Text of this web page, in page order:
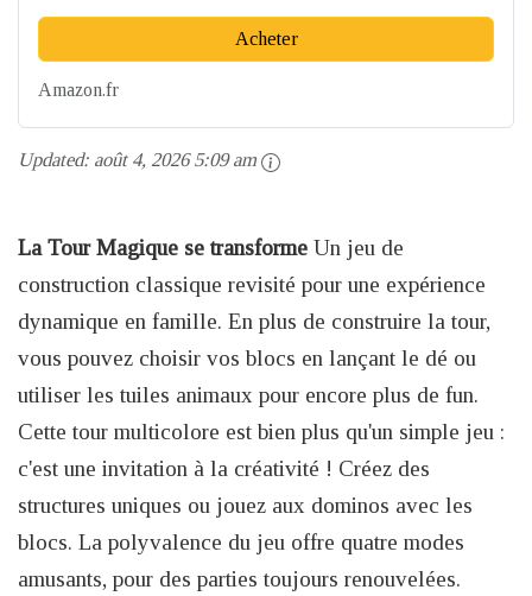
Acheter
Amazon.fr
Updated: août 4, 2026 5:09 am
La Tour Magique se transforme Un jeu de
construction classique revisité pour une expérience
dynamique en famille. En plus de construire la tour,
vous pouvez choisir vos blocs en lançant le dé ou
utiliser les tuiles animaux pour encore plus de fun.
Cette tour multicolore est bien plus qu'un simple jeu :
c'est une invitation à la créativité ! Créez des
structures uniques ou jouez aux dominos avec les
blocs. La polyvalence du jeu offre quatre modes
amusants, pour des parties toujours renouvelées.